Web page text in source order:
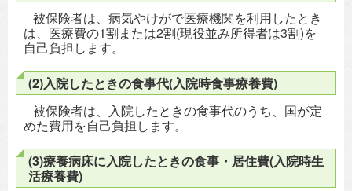
被保険者は、病気やけがで医療機関を利用したとき
は、医療費の1割または2割(現役並み所得者は3割)を
自己負担します。
(2)入院したときの食事代(入院時食事療養費)
被保険者は、入院したときの食事代のうち、国が定
めた費用を自己負担します。
(3)療養病床に入院したときの食事・居住費(入院時生
活療養費)